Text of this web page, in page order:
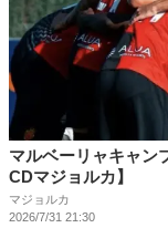
マルベーリャキャン
CDマジョルカ】
マジョルカ
2026/7/31 21:30